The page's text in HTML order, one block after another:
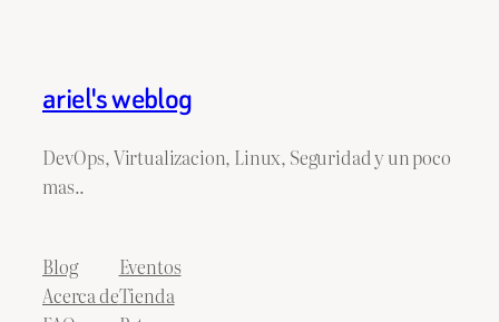
ariel's weblog
DevOps, Virtualizacion, Linux, Seguridad y un poco
mas..
Blog
Acerca de
Eventos
Tienda